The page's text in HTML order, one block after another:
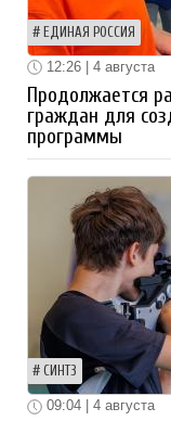
ЕДИНАЯ РОССИЯ
12:26 | 4 августа
Продолжается
граждан для
программы
СИНТЗ
09:04 | 4 августа